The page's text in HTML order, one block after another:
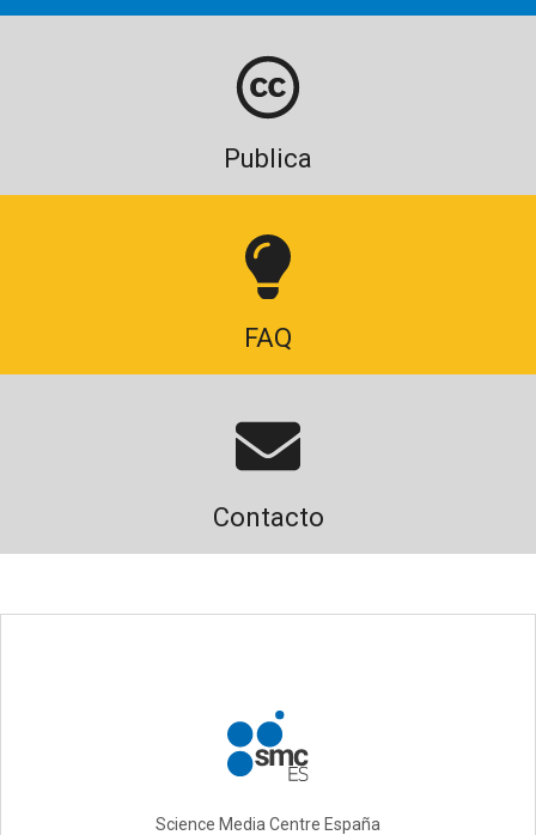
Publica
FAQ
Contacto
Science Media Centre España